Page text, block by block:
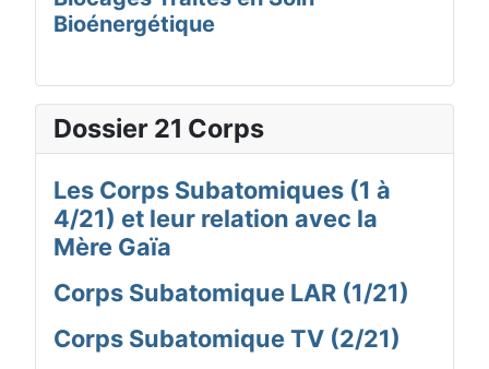
Bioénergétique
Dossier 21 Corps
Les Corps Subatomiques (1 à
4/21) et leur relation avec la
Mère Gaïa
Corps Subatomique LAR (1/21)
Corps Subatomique TV (2/21)